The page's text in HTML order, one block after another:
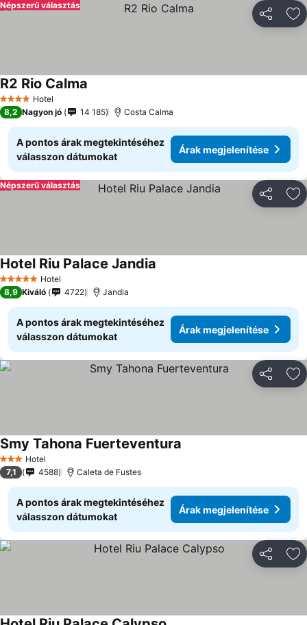
Népszerű választás
4 KategóriaHotel
R2 Rio Calma
8,2 Nagyon jó 14 185 Costa Calma
A pontos árak megtekintéséhez
válasszon dátumokat
Árak megjelenítése
Népszerű választás
5 KategóriaHotel
Hotel Riu Palace Jandia
8,9 Kiváló 4722 Jandia
A pontos árak megtekintéséhez
válasszon dátumokat
Árak megjelenítése
3 Kategória
Hotel
Smy Tahona Fuerteventura
7,1 4588 Caleta de Fustes
A pontos árak megtekintéséhez
válasszon dátumokat
Árak megjelenítése